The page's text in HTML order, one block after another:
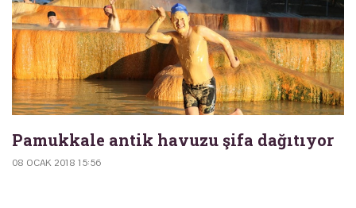
Pamukkale antik havuzu şifa dağıtıyor
08 OCAK 2018 15:56